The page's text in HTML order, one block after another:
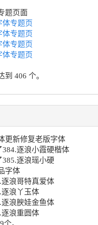
题页面
体专题页
体专题页
体专题页
体专题页
到 406 个。
更新修复老版字体
384.逐浪小霞硬楷体
385.逐浪瑶小硬
字体
浪哥特真爱体
浪丫玉体
浪腴娃金鱼体
浪重圆体